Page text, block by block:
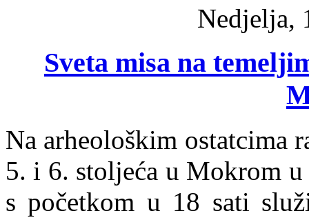
Nedjelja,
Sveta misa na
Na arheološkim ostatcima
5. i 6. stoljeća u Mokrom
s početkom u 18 sati